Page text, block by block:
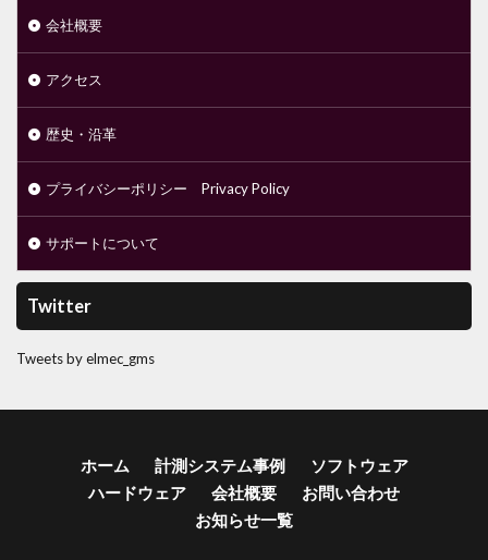
会社概要
アクセス
歴史・沿革
プライバシーポリシー Privacy Policy
サポートについて
Twitter
Tweets by elmec_gms
ホーム 計測システム事例
ソフトウェア
ハードウェア
会社概要
お問い合わせ
お知らせ一覧